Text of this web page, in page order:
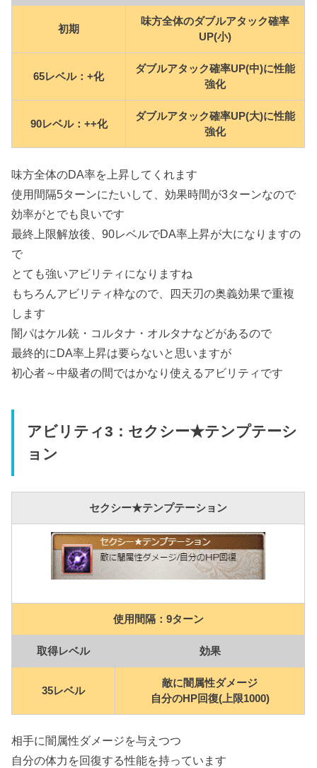
初期
味方全体のダブルアタック確率
UP(小)
65レベル：+化
ダブルアタック確率UP(中)に性能
強化
90レベル：++化
ダブルアタック確率UP(大)に性能
強化
味方全体のDA率を上昇してくれます
使用間隔5ターンにたいして、効果時間が3ターンなので
効率がとでも良いです
最終上限解放後、90レベルでDA率上昇が大になりますの
で
とても強いアビリティになりますね
もちろんアビリティ枠なので、四天刃の奥義効果で重複
します
闇パはケル銃・コルタナ・オルタナなどがあるので
最終的にDA率上昇は要らないと思いますが
初心者～中級者の間ではかなり使えるアビリティです
アビリティ3：セクシー★テンプテーシ
ョン
セクシー★テンプテーション
使用間隔：9ターン
取得レベル 効果
35レベル
敵に闇属性ダメージ
自分のHP回復(上限1000)
相手に闇属性ダメージを与えつつ
自分の体力を回復する性能を持っています